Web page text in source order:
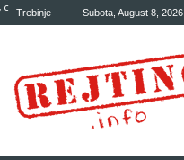
C Trebinje Subota, August 8, 2026